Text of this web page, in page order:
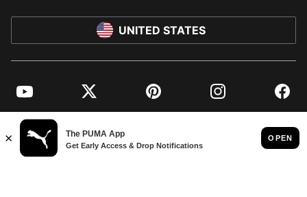
UNITED STATES
YouTube Twitter Pinterest Instagram
© PUMA NORTH AMERICA, INC.
IMPRINT AND LEGAL DATA